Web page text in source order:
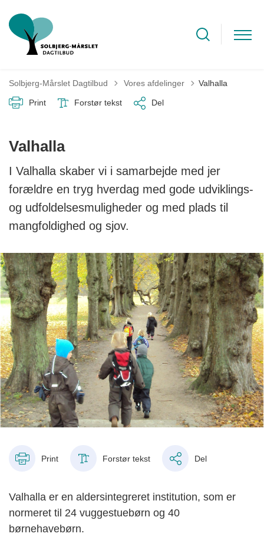
Solbjerg-Mårslet Dagtilbud Tilbage til
Vores afdelinger Valhalla
Print Forstør tekst Del
Valhalla
I Valhalla skaber vi i samarbejde med jer
forældre en tryg hverdag med gode udviklings-
og udfoldelsesmuligheder og med plads til
mangfoldighed og sjov.
Print Forstør tekst Del
Valhalla er en aldersintegreret institution, som er
normeret til 24 vuggestuebørn og 40
børnehavebørn.